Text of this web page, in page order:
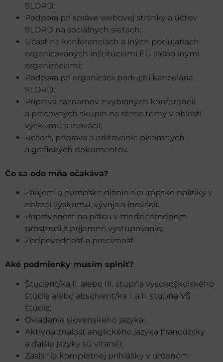
SLORD;
Podpora pri správe webovej stránky a účtov
SLORD na sociálnych sieťach;
Účasť na konferenciách a iných podujatiach
organizovaných inštitúciami EÚ alebo inými
organizáciami;
Podpora pri organizácii podujatí kancelárie
SLORD;
Príprava záznamov z vybraných konferencií
a pracovných skupín na rôzne témy v oblasti
výskumu a inovácií;
Rešerš, príprava a editovanie písomných
a grafických dokumentov.
Čo sa odo mňa očakáva?
Záujem o európske dianie a európske politiky v
oblasti výskumu, vývoja a inovácií;
Pripravenosť na prácu v medzinárodnom
prostredí a príjemné vystupovanie;
Zodpovednosť a precíznosť.
Aké podmienky musím splniť?
Študent/ka II. alebo III. stupňa vysokoškolského
štúdia alebo absolvent/ka I. a II. stupňa VŠ
štúdia;
Ovládanie slovenského jazyka;
Aktívna znalosť anglického jazyka (francúzsky
a ďalšie jazyky sú vítané);
Zaslanie kompletnej prihlášky v určenom